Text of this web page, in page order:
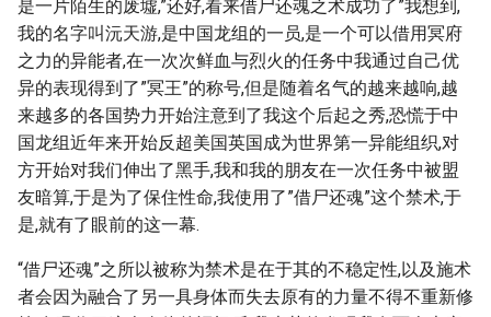
是一片陌生的废墟,”还好,看来借尸还魂之术成功了”我想到,
我的名字叫沅天游,是中国龙组的一员,是一个可以借用冥府
之力的异能者,在一次次鲜血与烈火的任务中我通过自己优
异的表现得到了”冥王”的称号,但是随着名气的越来越响,越
来越多的各国势力开始注意到了我这个后起之秀,恐慌于中
国龙组近年来开始反超美国英国成为世界第一异能组织,对
方开始对我们伸出了黑手,我和我的朋友在一次任务中被盟
友暗算,于是为了保住性命,我使用了”借尸还魂”这个禁术,于
是,就有了眼前的这一幕.
“借尸还魂”之所以被称为禁术是在于其的不稳定性,以及施术
者会因为融合了另一具身体而失去原有的力量不得不重新修